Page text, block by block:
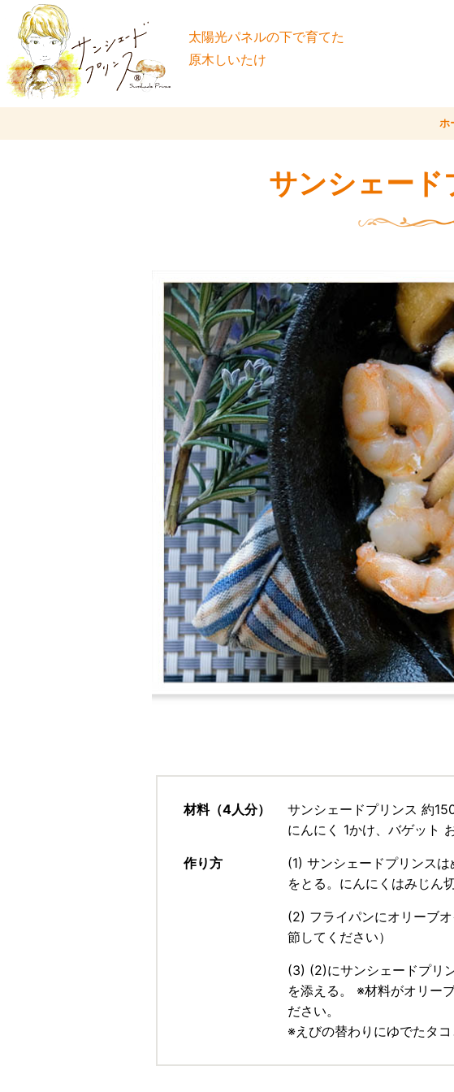
太陽光パネルの下で育てた
原木しいたけ
ホ
サンシェード
材料（4人分）
サンシェードプリンス 約
にんにく 1かけ、バゲット
作り方
(1) サンシェードプリンス
をとる。にんにくはみじん
(2) フライパンにオリーブ
節してください）
(3) (2)にサンシェードプリ
を添える。 ※材料がオリー
ださい。
※えびの替わりにゆでたタ